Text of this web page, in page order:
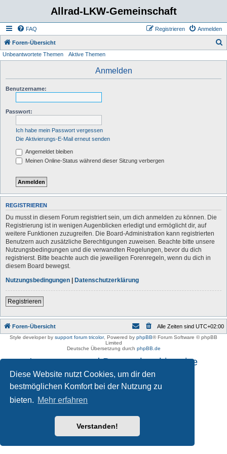
Diese Website nutzt Cookies, um dir den
bestmöglichen Komfort bei der Nutzung zu
bieten. Mehr erfahren
Verstanden!
Allrad-LKW-Gemeinschaft
FAQ Anmelden
Registrieren
Foren-Übersicht
Unbeantwortete Themen Aktive Themen
Anmelden
Benutzername:
Passwort:
Ich habe mein Passwort vergessen
Die Aktivierungs-E-Mail erneut senden
Angemeldet bleiben
Meinen Online-Status während dieser Sitzung verbergen
REGISTRIEREN
Du musst in diesem Forum registriert sein, um dich anmelden zu können. Die
Registrierung ist in wenigen Augenblicken erledigt und ermöglicht dir, auf
weitere Funktionen zuzugreifen. Die Board-Administration kann registrierten
Benutzern auch zusätzliche Berechtigungen zuweisen. Beachte bitte unsere
Nutzungsbedingungen und die verwandten Regelungen, bevor du dich
registrierst. Bitte beachte auch die jeweiligen Forenregeln, wenn du dich in
diesem Board bewegst.
Nutzungsbedingungen | Datenschutzerklärung
Registrieren
Foren-Übersicht Alle Zeiten sind UTC+02:00
Style developer by support forum tricolor, Powered by phpBB® Forum Software © phpBB
Limited
Deutsche Übersetzung durch phpBB.de
Impressum und Datenschutzhinweise